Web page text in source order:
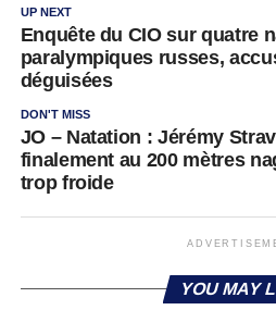
UP NEXT
Enquête du CIO sur quatre
paralympiques russes,
déguisées
DON'T MISS
JO – Natation : Jérémy
finalement au 200 mètres
trop froide
YOU MAY